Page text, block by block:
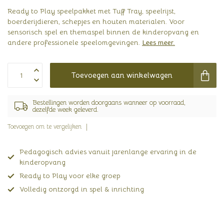
Ready to Play speelpakket met Tuff Tray, speelrijst,
boerderijdieren, schepjes en houten materialen. Voor
sensorisch spel en themaspel binnen de kinderopvang en
andere professionele speelomgevingen. Lees meer.
Toevoegen aan winkelwagen
Bestellingen worden doorgaans wanneer op voorraad,
dezelfde week geleverd.
Toevoegen om te vergelijken
Pedagogisch advies vanuit jarenlange ervaring in de
kinderopvang
Ready to Play voor elke groep
Volledig ontzorgd in spel & inrichting